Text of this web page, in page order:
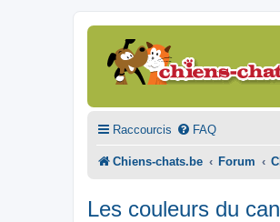
Raccourcis FAQ
Chiens-chats.be Forum
Les couleurs du